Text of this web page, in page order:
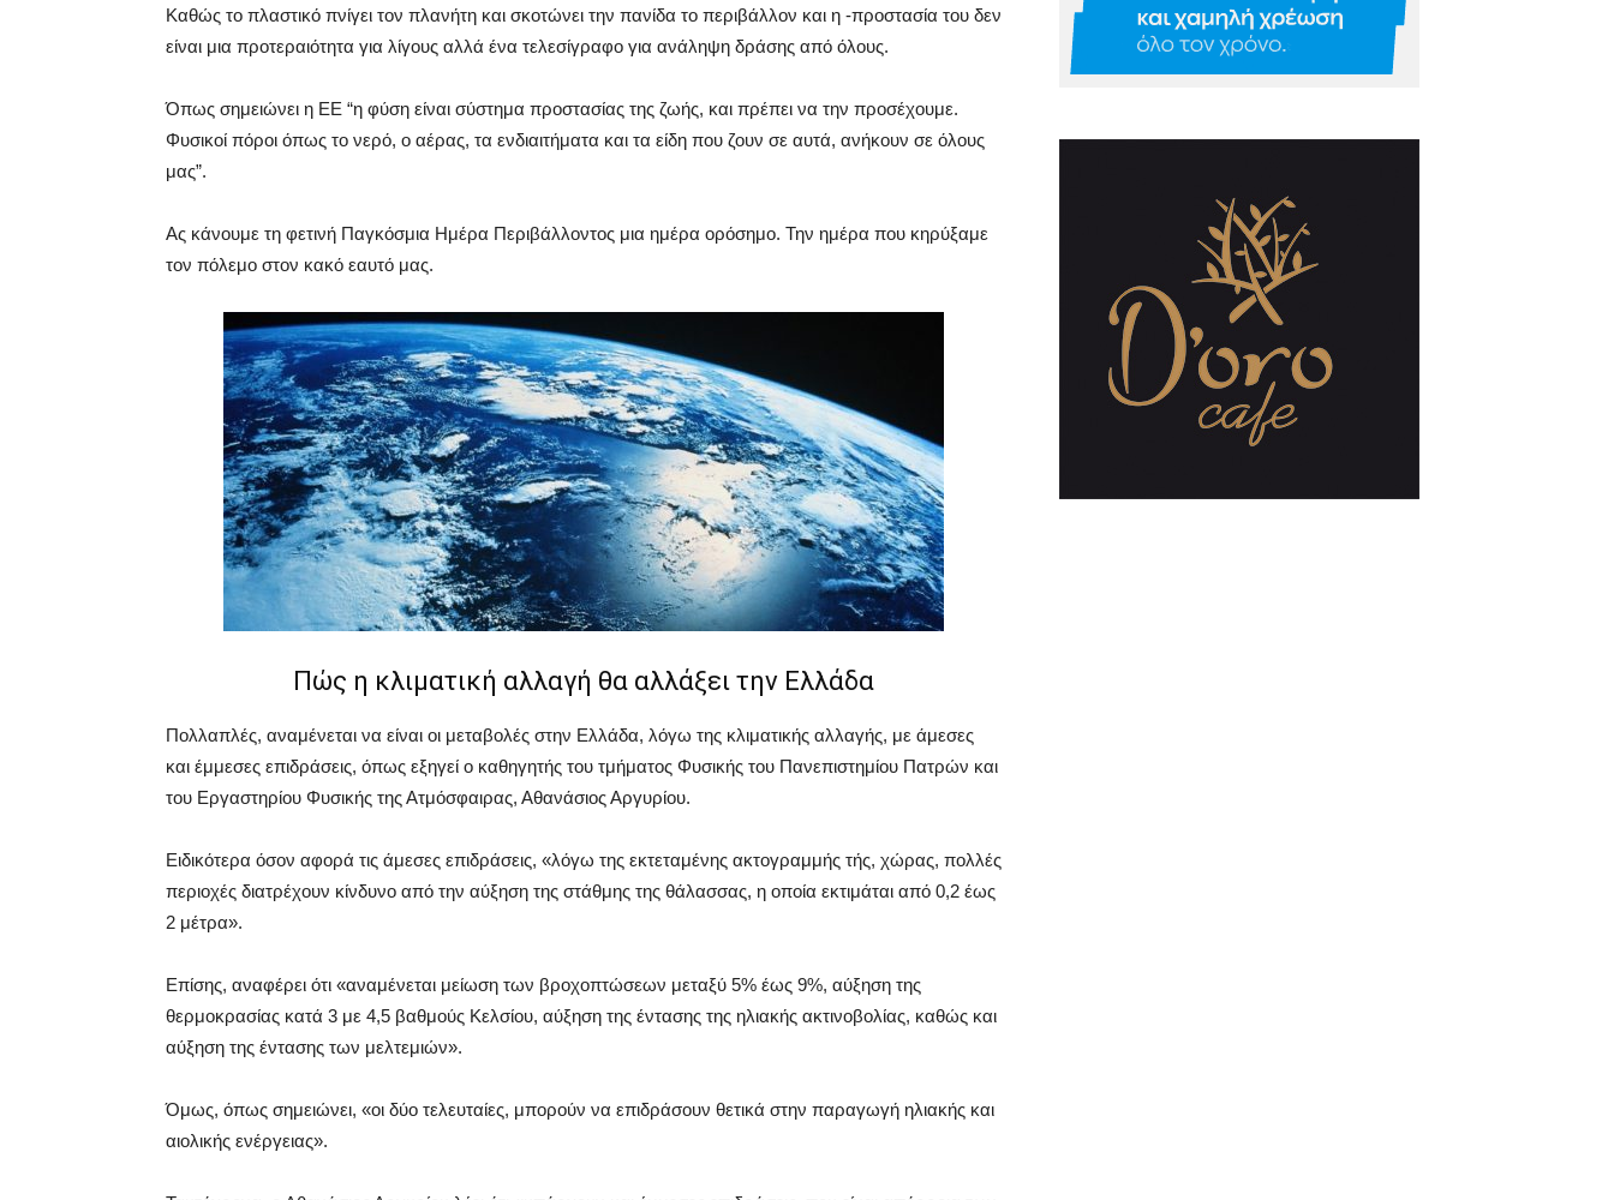
Καθώς το πλαστικό πνίγει τον πλανήτη και σκοτώνει την πανίδα το περιβάλλον και η -προστασία του δεν
είναι μια προτεραιότητα για λίγους αλλά ένα τελεσίγραφο για ανάληψη δράσης από όλους.
Όπως σημειώνει η ΕΕ “η φύση είναι σύστημα προστασίας της ζωής, και πρέπει να την προσέχουμε.
Φυσικοί πόροι όπως το νερό, ο αέρας, τα ενδιαιτήματα και τα είδη που ζουν σε αυτά, ανήκουν σε όλους
μας”.
Ας κάνουμε τη φετινή Παγκόσμια Ημέρα Περιβάλλοντος μια ημέρα ορόσημο. Την ημέρα που κηρύξαμε
τον πόλεμο στον κακό εαυτό μας.
Πώς η κλιματική αλλαγή θα αλλάξει την Ελλάδα
Πολλαπλές, αναμένεται να είναι οι μεταβολές στην Ελλάδα, λόγω της κλιματικής αλλαγής, με άμεσες
και έμμεσες επιδράσεις, όπως εξηγεί ο καθηγητής του τμήματος Φυσικής του Πανεπιστημίου Πατρών και
του Εργαστηρίου Φυσικής της Ατμόσφαιρας, Αθανάσιος Αργυρίου.
Ειδικότερα όσον αφορά τις άμεσες επιδράσεις, «λόγω της εκτεταμένης ακτογραμμής τής, χώρας, πολλές
περιοχές διατρέχουν κίνδυνο από την αύξηση της στάθμης της θάλασσας, η οποία εκτιμάται από 0,2 έως
2 μέτρα».
Επίσης, αναφέρει ότι «αναμένεται μείωση των βροχοπτώσεων μεταξύ 5% έως 9%, αύξηση της
θερμοκρασίας κατά 3 με 4,5 βαθμούς Κελσίου, αύξηση της έντασης της ηλιακής ακτινοβολίας, καθώς και
αύξηση της έντασης των μελτεμιών».
Όμως, όπως σημειώνει, «οι δύο τελευταίες, μπορούν να επιδράσουν θετικά στην παραγωγή ηλιακής και
αιολικής ενέργειας».